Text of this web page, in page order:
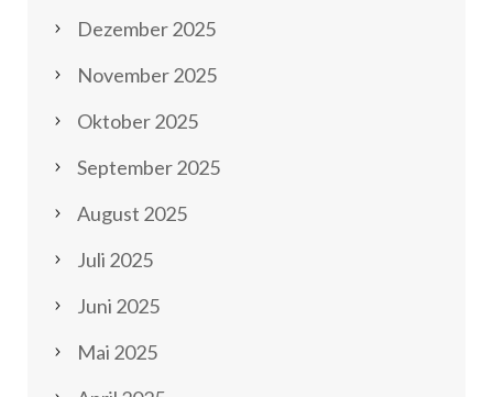
Dezember 2025
November 2025
Oktober 2025
September 2025
August 2025
Juli 2025
Juni 2025
Mai 2025